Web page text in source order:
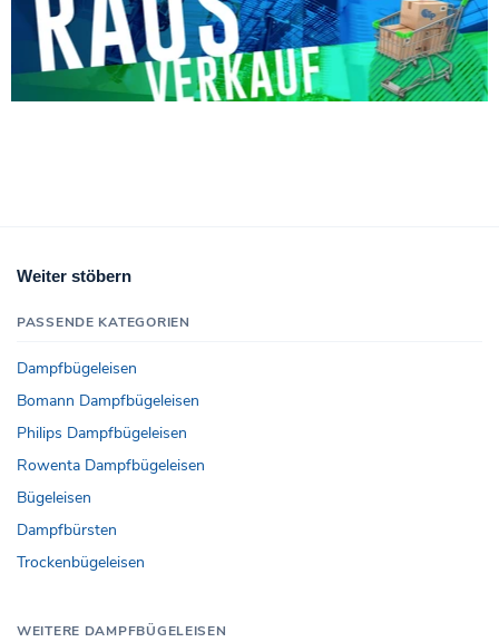
Weiter stöbern
PASSENDE KATEGORIEN
Dampfbügeleisen
Bomann Dampfbügeleisen
Philips Dampfbügeleisen
Rowenta Dampfbügeleisen
Bügeleisen
Dampfbürsten
Trockenbügeleisen
WEITERE DAMPFBÜGELEISEN